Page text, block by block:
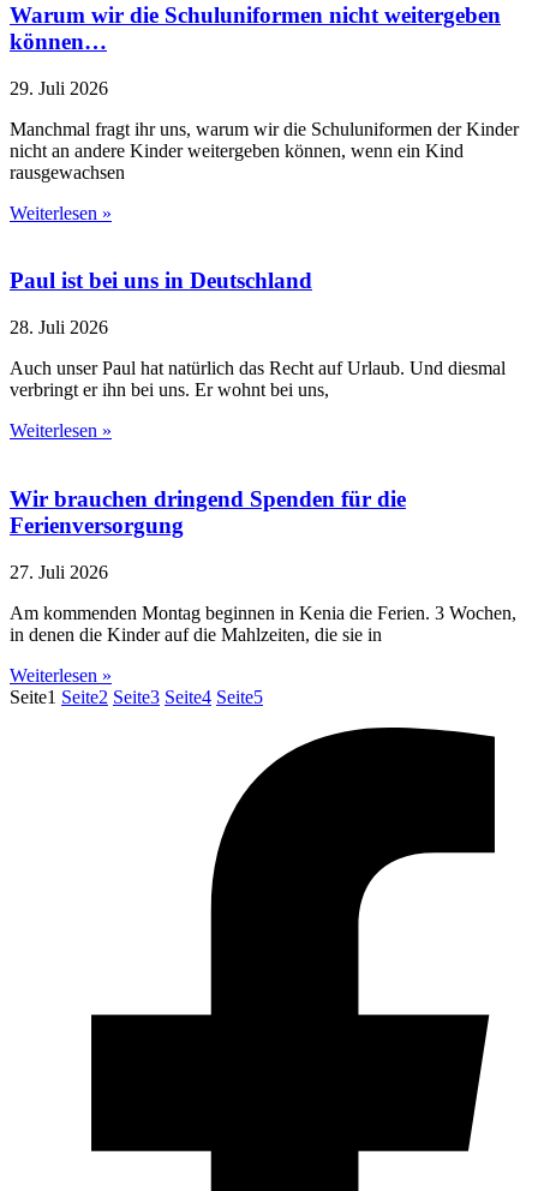
Warum wir die Schuluniformen nicht weitergeben
können…
29. Juli 2026
Manchmal fragt ihr uns, warum wir die Schuluniformen der Kinder
nicht an andere Kinder weitergeben können, wenn ein Kind
rausgewachsen
Weiterlesen »
Paul ist bei uns in Deutschland
28. Juli 2026
Auch unser Paul hat natürlich das Recht auf Urlaub. Und diesmal
verbringt er ihn bei uns. Er wohnt bei uns,
Weiterlesen »
Wir brauchen dringend Spenden für die
Ferienversorgung
27. Juli 2026
Am kommenden Montag beginnen in Kenia die Ferien. 3 Wochen,
in denen die Kinder auf die Mahlzeiten, die sie in
Weiterlesen »
Seite1 Seite2 Seite3 Seite4 Seite5